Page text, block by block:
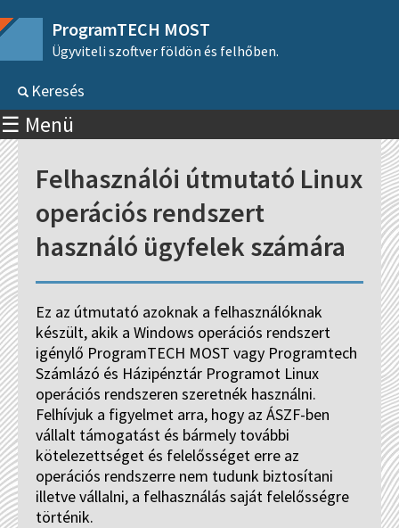
ProgramTECH MOST
Ügyviteli szoftver földön és felhőben.
Keresés
☰ Menü
Felhasználói útmutató Linux
operációs rendszert
használó ügyfelek számára
Ez az útmutató azoknak a felhasználóknak
készült, akik a Windows operációs rendszert
igénylő ProgramTECH MOST vagy Programtech
Számlázó és Házipénztár Programot Linux
operációs rendszeren szeretnék használni.
Felhívjuk a figyelmet arra, hogy az ÁSZF-ben
vállalt támogatást és bármely további
kötelezettséget és felelősséget erre az
operációs rendszerre nem tudunk biztosítani
illetve vállalni, a felhasználás saját felelősségre
történik.